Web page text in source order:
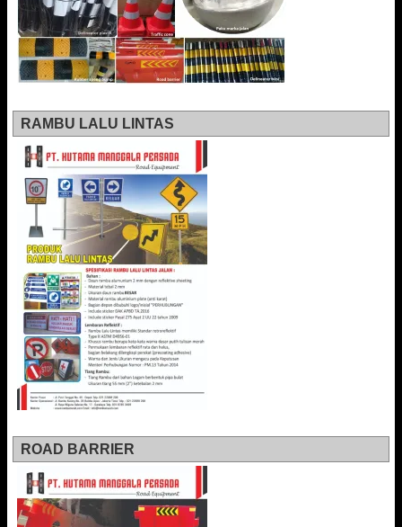
RAMBU LALU LINTAS
ROAD BARRIER